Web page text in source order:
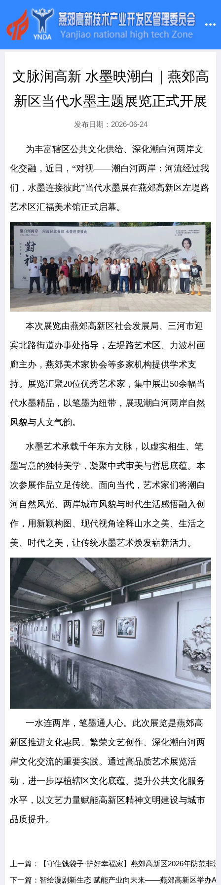
文脉润高新 水墨映潮白｜燕郊高
新区当代水墨主题展览正式开展
发布日期：2026-06-24
为丰富辖区公共文化供给、深化潮白河两岸文
化交融，近日，“对视——潮白河两岸：河流经过我
们，水墨连接彼此”当代水墨展在燕郊高新区左堤路
艺术区汇福美术馆正式启幕。
本次展览由燕郊高新区社会发展局、三河市迎
宾北路街道办事处指导，左堤路艺术区、力波村画
廊主办，燕郊美术家协会等多家机构提供学术支
持。展览汇聚20位优秀艺术家，集中展出50余幅当
代水墨精品，以笔墨为纽带，展现潮白河两岸自然
风貌与人文气韵。
水墨艺术承载千年东方文脉，以虚实相生、笔
墨写意的独特美学，凝聚中式审美与哲思底蕴。本
次参展作品立足传统、面向当代，艺术家们将潮白
河自然风光、两岸城市风貌与时代生活感悟融入创
作，用新颖构图、现代视角诠释山水之美、生活之
美、时代之美，让传统水墨艺术焕发崭新活力。
一水连两岸，笔墨通人心。此次展览是燕郊高
新区推进文化惠民、繁荣文艺创作、深化潮白河两
岸文化交流的重要实践。通过高品质艺术展览活
动，进一步厚植辖区文化底蕴、提升公共文化服务
水平，以文艺力量赋能高新区精神文明建设与城市
品质提升。
上一篇：【守住钱袋子·护好幸福家】燕郊高新区2026年防范非
下一篇：智绘漫剧新生态 赋能产业向未来——燕郊高新区举办